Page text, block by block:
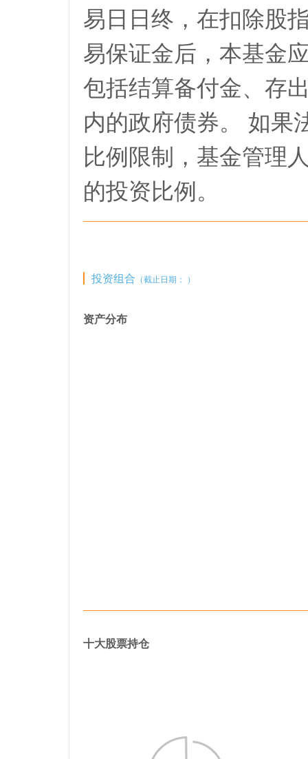
易日日终，在扣除股
易保证金后，本基金
包括结算备付金、存
内的政府债券。 如果
比例限制，基金管理
的投资比例。
投资组合 （截止日期： ）
资产分布
十大股票持仓